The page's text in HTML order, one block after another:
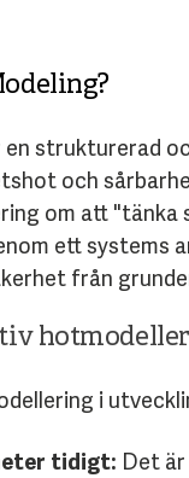
strukturerad
och
om att "tänka
ett systems
från
i
tidigt: Det